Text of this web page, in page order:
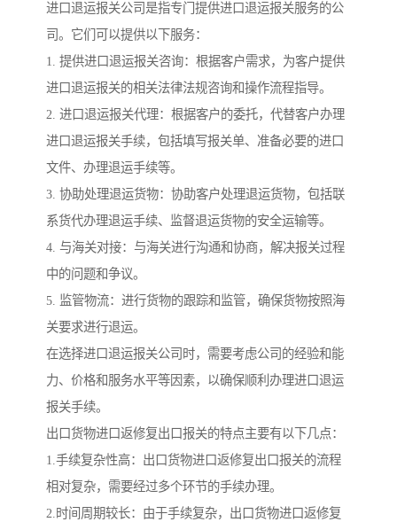
进口退运报关公司是指专门提供进口退运报关服务的公
司。它们可以提供以下服务：
1. 提供进口退运报关咨询：根据客户需求，为客户提供
进口退运报关的相关法律法规咨询和操作流程指导。
2. 进口退运报关代理：根据客户的委托，代替客户办理
进口退运报关手续，包括填写报关单、准备必要的进口
文件、办理退运手续等。
3. 协助处理退运货物：协助客户处理退运货物，包括联
系货代办理退运手续、监督退运货物的安全运输等。
4. 与海关对接：与海关进行沟通和协商，解决报关过程
中的问题和争议。
5. 监管物流：进行货物的跟踪和监管，确保货物按照海
关要求进行退运。
在选择进口退运报关公司时，需要考虑公司的经验和能
力、价格和服务水平等因素，以确保顺利办理进口退运
报关手续。
出口货物进口返修复出口报关的特点主要有以下几点：
1.手续复杂性高：出口货物进口返修复出口报关的流程
相对复杂，需要经过多个环节的手续办理。
2.时间周期较长：由于手续复杂，出口货物进口返修复